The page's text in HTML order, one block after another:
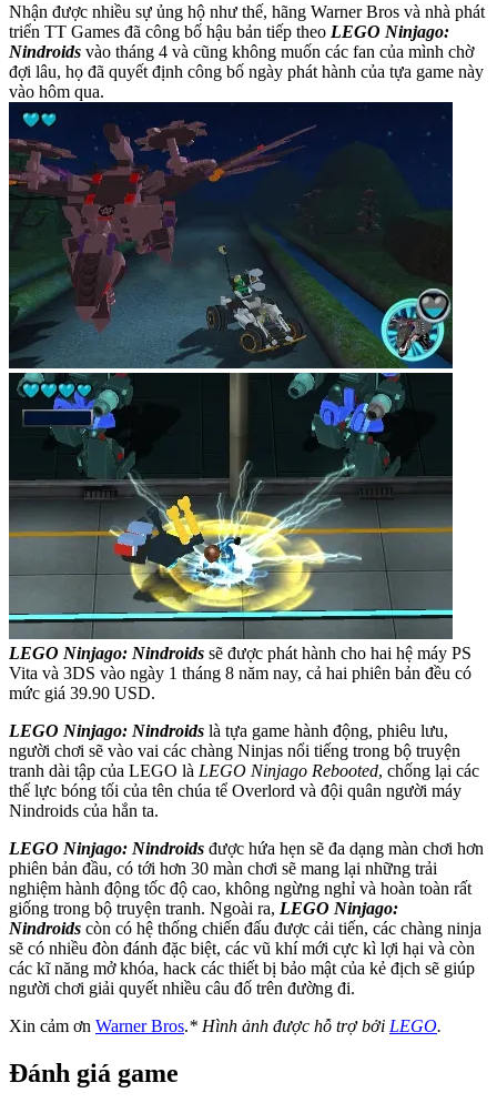
Nhận được nhiều sự ủng hộ như thế, hãng Warner Bros và nhà phát
triển TT Games đã công bố hậu bản tiếp theo LEGO Ninjago:
Nindroids vào tháng 4 và cũng không muốn các fan của mình chờ
đợi lâu, họ đã quyết định công bố ngày phát hành của tựa game này
vào hôm qua.
LEGO Ninjago: Nindroids sẽ được phát hành cho hai hệ máy PS
Vita và 3DS vào ngày 1 tháng 8 năm nay, cả hai phiên bản đều có
mức giá 39.90 USD.
LEGO Ninjago: Nindroids là tựa game hành động, phiêu lưu,
người chơi sẽ vào vai các chàng Ninjas nổi tiếng trong bộ truyện
tranh dài tập của LEGO là LEGO Ninjago Rebooted, chống lại các
thế lực bóng tối của tên chúa tể Overlord và đội quân người máy
Nindroids của hắn ta.
LEGO Ninjago: Nindroids được hứa hẹn sẽ đa dạng màn chơi hơn
phiên bản đầu, có tới hơn 30 màn chơi sẽ mang lại những trải
nghiệm hành động tốc độ cao, không ngừng nghỉ và hoàn toàn rất
giống trong bộ truyện tranh. Ngoài ra, LEGO Ninjago:
Nindroids còn có hệ thống chiến đấu được cải tiến, các chàng ninja
sẽ có nhiều đòn đánh đặc biệt, các vũ khí mới cực kì lợi hại và còn
các kĩ năng mở khóa, hack các thiết bị bảo mật của kẻ địch sẽ giúp
người chơi giải quyết nhiều câu đố trên đường đi.
Xin cảm ơn Warner Bros.* Hình ảnh được hỗ trợ bởi LEGO.
Đánh giá game